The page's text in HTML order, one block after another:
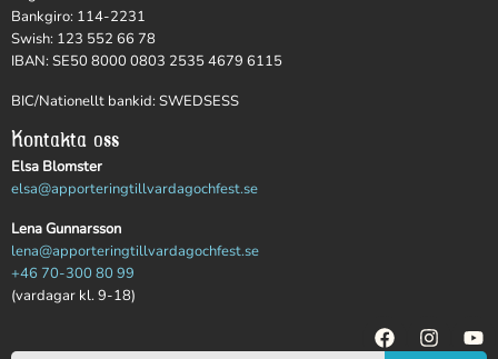
Bankgiro: 114-2231
Swish: 123 552 66 78
IBAN: SE50 8000 0803 2535 4679 6115
BIC/Nationellt bankid: SWEDSESS
Kontakta oss
Elsa Blomster
elsa@apporteringtillvardagochfest.se
Lena Gunnarsson
lena@apporteringtillvardagochfest.se
+46 70-300 80 99
(vardagar kl. 9-18)